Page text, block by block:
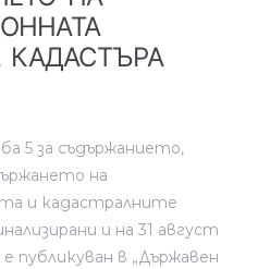
5 за съдържанието,
на
и кадастралните
и на 31 август
публикуван в „Държавен